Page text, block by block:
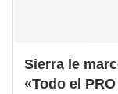
Sierra le
«Todo el